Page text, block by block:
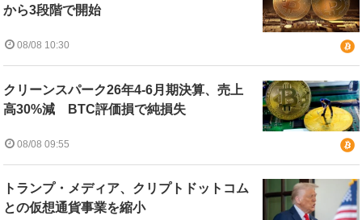
から3段階で開始
08/08 10:30
クリーンスパーク26年4-6月期決算、売上
高30%減 BTC評価損で純損失
08/08 09:55
トランプ・メディア、クリプトドットコム
との仮想通貨事業を縮小